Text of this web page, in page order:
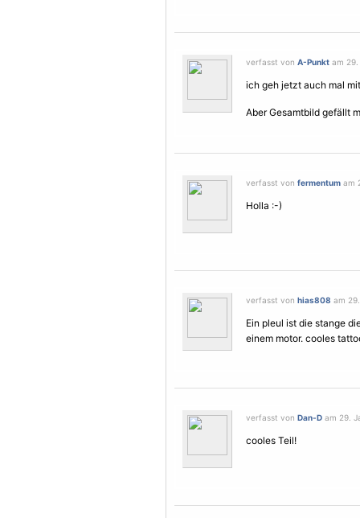
verfasst von A-Punkt am 29.
ich geh jetzt auch mal
Aber Gesamtbild gefällt
verfasst von fermentum am
Holla :-)
verfasst von hias808 am
Ein pleul ist die stange
einem motor. cooles
verfasst von Dan-D am 29.
cooles Teil!